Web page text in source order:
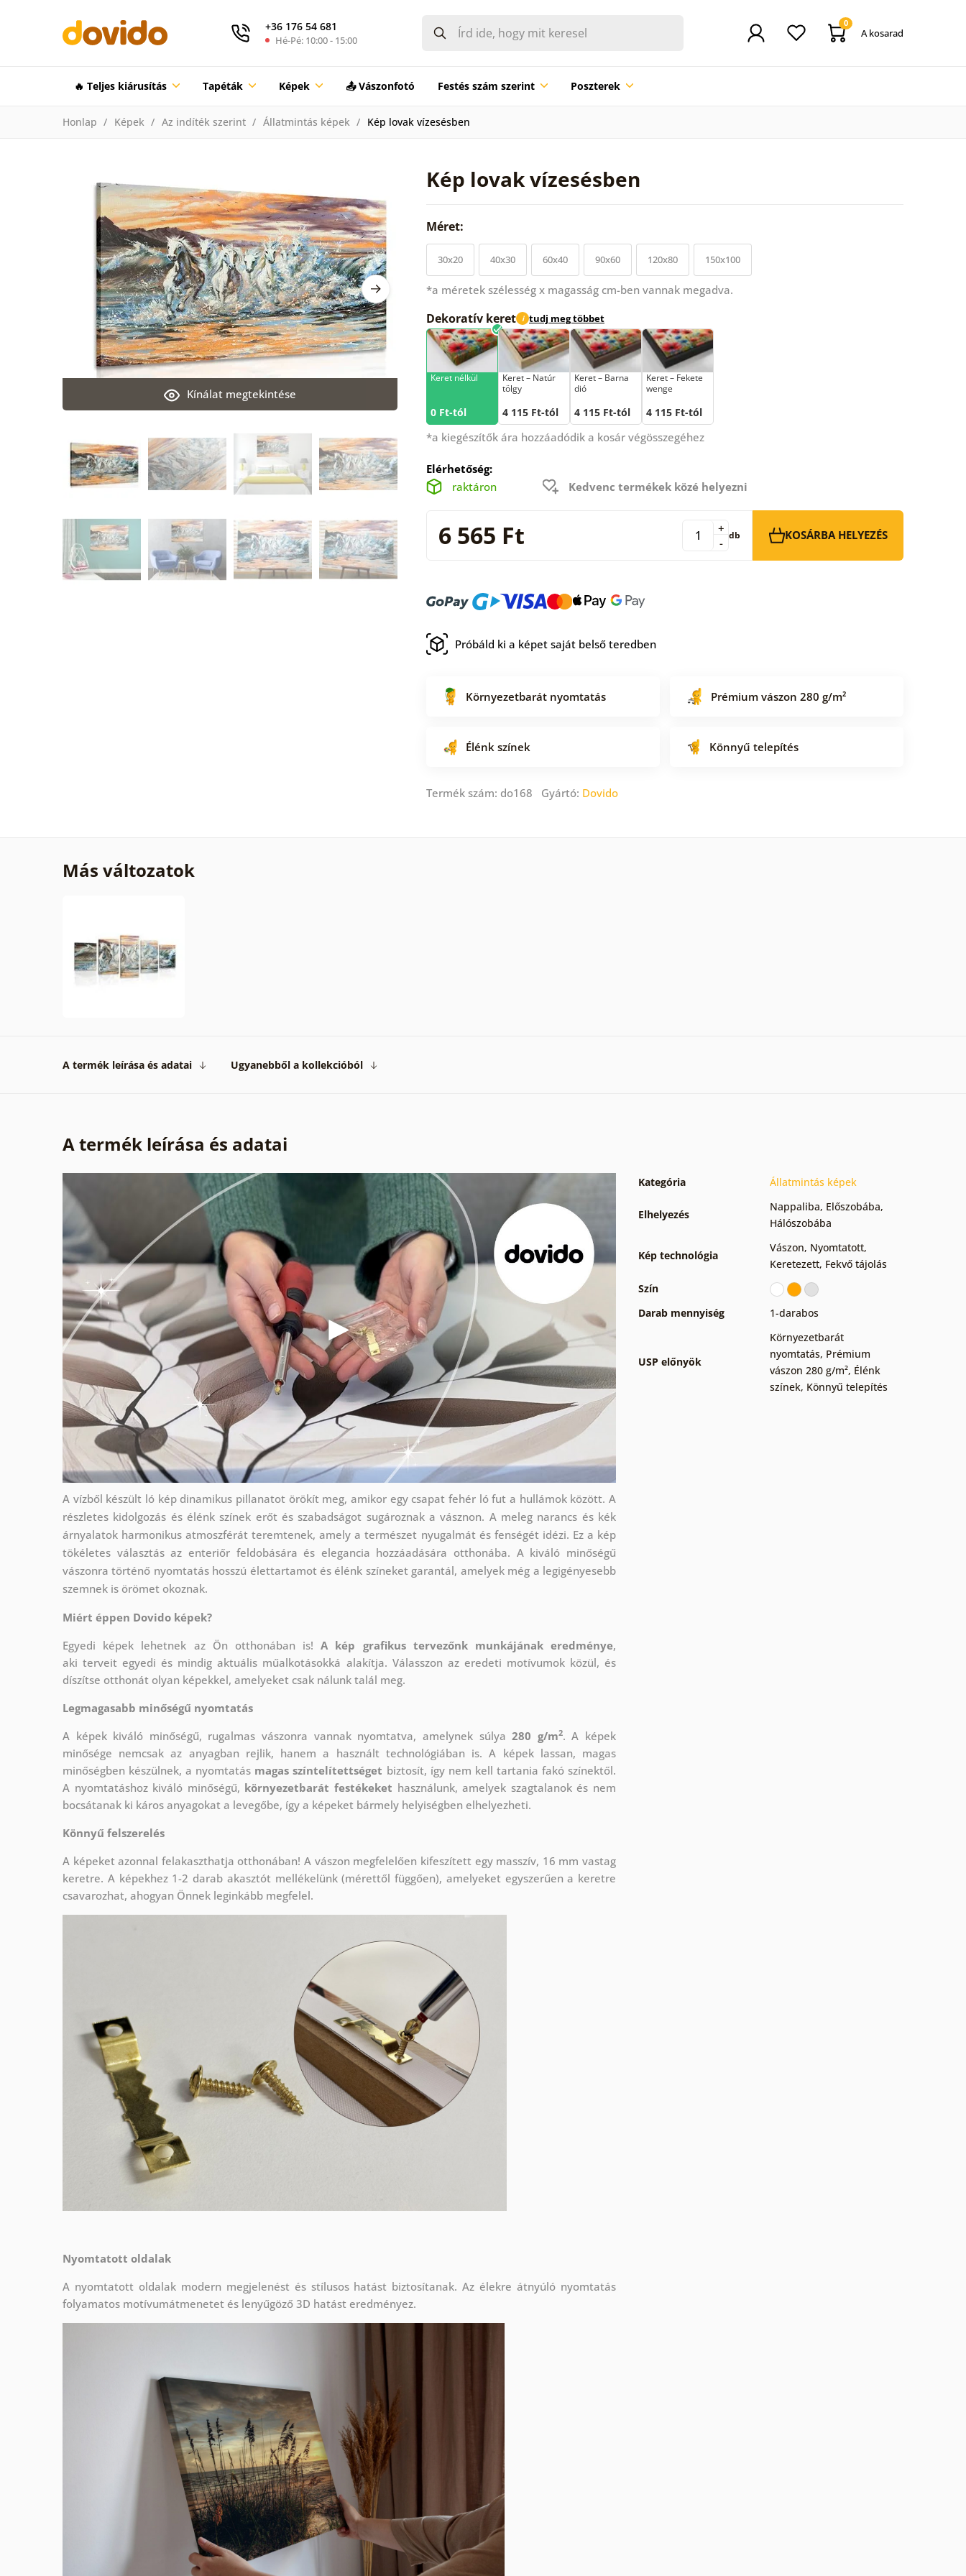
+36 176 54 681
Hé-Pé: 10:00 - 15:00
0
A kosarad
🔥 Teljes kiárusítás Tapéták Képek 📤 Vászonfotó Festés szám szerint Poszterek
Honlap Képek Az indíték szerint Állatmintás képek Kép lovak vízesésben
Kép lovak vízesésben
Kínálat megtekintése
Méret:
30x20 40x30 60x40 90x60 120x80 150x100
*a méretek szélesség x magasság cm-ben vannak megadva.
Dekoratív keret i tudj meg többet
Keret nélkül
0 Ft-tól
Keret – Natúr
tölgy
4 115 Ft-tól
Keret – Barna
dió
4 115 Ft-tól
Keret – Fekete
wenge
4 115 Ft-tól
*a kiegészítők ára hozzáadódik a kosár végösszegéhez
Elérhetőség:
raktáron
Kedvenc termékek közé helyezni
6 565 Ft -
+ db KOSÁRBA HELYEZÉS
Próbáld ki a képet saját belső teredben
Környezetbarát nyomtatás Prémium vászon 280 g/m²
Élénk színek Könnyű telepítés
Termék szám: do168 Gyártó: Dovido
Más változatok
A termék leírása és adatai Ugyanebből a kollekcióból
A termék leírása és adatai
A vízből készült ló kép dinamikus pillanatot örökít meg, amikor egy csapat fehér ló fut a hullámok között. A
részletes kidolgozás és élénk színek erőt és szabadságot sugároznak a vásznon. A meleg narancs és kék
árnyalatok harmonikus atmoszférát teremtenek, amely a természet nyugalmát és fenségét idézi. Ez a kép
tökéletes választás az enteriőr feldobására és elegancia hozzáadására otthonába. A kiváló minőségű
vászonra történő nyomtatás hosszú élettartamot és élénk színeket garantál, amelyek még a legigényesebb
szemnek is örömet okoznak.
Miért éppen Dovido képek?
Egyedi képek lehetnek az Ön otthonában is!A kép grafikus tervezőnk munkájának eredménye,
akiterveit egyedi és mindig aktuális műalkotásokká alakítja. Válasszon az eredeti motívumok közül, és
díszítse otthonát olyan képekkel, amelyeket csak nálunk talál meg.
Legmagasabb minőségű nyomtatás
A képek kiváló minőségű, rugalmas vászonra vannak nyomtatva, amelynek súlya280 g/m2. A képek
minősége nemcsak az anyagban rejlik, hanem a használt technológiában is. A képek lassan, magas
minőségben készülnek, a nyomtatás magas színtelítettséget biztosít, így nem kell tartania fakó színektől.
A nyomtatáshoz kiváló minőségű, környezetbarát festékeket használunk, amelyek szagtalanok és nem
bocsátanak ki káros anyagokat a levegőbe, így a képeket bármely helyiségben elhelyezheti.
Könnyű felszerelés
A képeket azonnal felakaszthatja otthonában! A vászon megfelelően kifeszített egy masszív, 16 mm vastag
keretre. A képekhez 1-2 darab akasztót mellékelünk (mérettől függően), amelyeket egyszerűen a keretre
csavarozhat, ahogyan Önnek leginkább megfelel.
Nyomtatott oldalak
A nyomtatott oldalak modern megjelenést és stílusos hatást biztosítanak. Az élekre átnyúló nyomtatás
folyamatos motívumátmenetet és lenyűgöző 3D hatást eredményez.
Kategória Állatmintás képek
Elhelyezés
Nappaliba, Előszobába,
Hálószobába
Kép technológia
Vászon, Nyomtatott,
Keretezett, Fekvő tájolás
Szín
Darab mennyiség
1-darabos
USP előnyök
Környezetbarát
nyomtatás, Prémium
vászon 280 g/m², Élénk
színek, Könnyű telepítés